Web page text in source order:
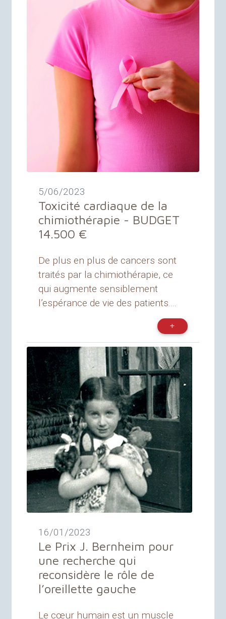
5/06/2023
Toxicité cardiaque de la
chimiothérapie - BUDGET
14.500 €
De plus en plus de cancers sont
traités par la chimiothérapie, ce
qui augmente sensiblement
l’espérance de vie des patients....
16/01/2023
Le Prix J. Bernheim pour
une recherche qui
reconsidère le rôle de
l’oreillette gauche
Le cœur humain est un muscle